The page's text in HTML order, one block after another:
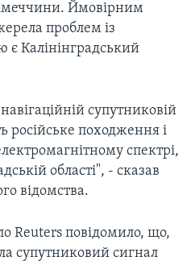
Ймовірним
проблем із
є Калінінградський
супутниковій
російське походження і
спектрі,
області", - сказав
відомства.
Reuters повідомило, що,
супутниковий сигнал